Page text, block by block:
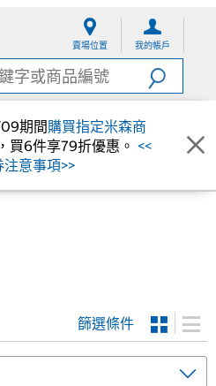
賣場位置 我的帳戶
期間購買指定米森商
買6件享79折優惠。 <<
意事項>>
篩選條件